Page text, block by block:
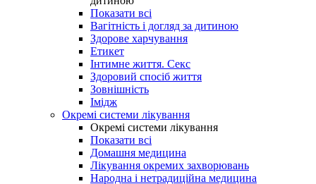
Показати всі
Вагітність і догляд за дитиною
Здорове харчування
Етикет
Інтимне життя. Секс
Здоровий спосіб життя
Зовнішність
Імідж
Окремі системи лікування
Окремі системи лікування
Показати всі
Домашня медицина
Лікування окремих захворювань
Народна і нетрадиційна медицина